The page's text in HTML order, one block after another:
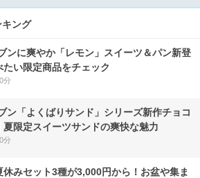
キング
ンに爽やか「レモン」スイーツ＆パン新登
たい限定商品をチェック
分
ン「よくばりサンド」シリーズ新作チョコ
夏限定スイーツサンドの爽快な魅力
分
休みセット3種が3,000円から！お盆や集ま